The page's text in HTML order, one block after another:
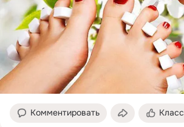
Комментировать Класс